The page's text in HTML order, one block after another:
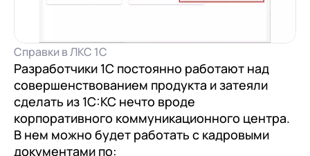
Справки в ЛКС 1С
Разработчики 1С постоянно работают над
совершенствованием продукта и затеяли
сделать из 1С:КС нечто вроде
корпоративного коммуникационного центра.
В нем можно будет работать с кадровыми
документами по: